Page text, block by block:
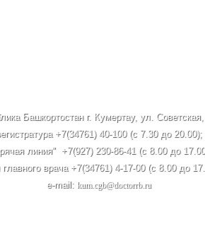
Башкортостан г. Кумертау, ул.
+7(34761) 40-100 (c 7.30 до 20.00);
линия" +7(927) 230-86-41 (с 8.00 до
главного врача +7(34761) 4-17-00 (с 8.00 до
e-mail: kum.cgb@doctorrb.ru